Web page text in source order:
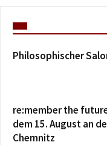
Philosophischer
re:member the
dem 15. August an
Chemnitz